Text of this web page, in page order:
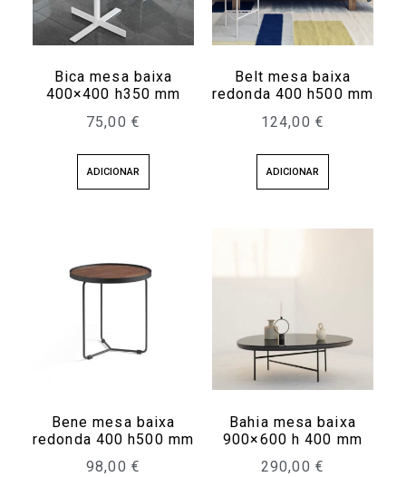
Bica mesa baixa
400×400 h350 mm
75,00 €
ADICIONAR
Belt mesa baixa
redonda 400 h500 mm
124,00 €
ADICIONAR
Bene mesa baixa
redonda 400 h500 mm
98,00 €
Bahia mesa baixa
900×600 h 400 mm
290,00 €